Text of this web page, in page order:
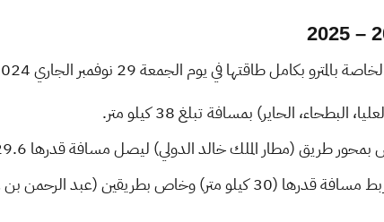
في يوم الجمعة 29 نوفمبر الجاري 2024 وهذه المسارات كما يلي:
الحاير) بمسافة تبلغ 38 كيلو متر.
طريق (مطار الملك خالد الدولي) ليصل مسافة قدرها 29.6 كيلو متر.
الرحمن بن عوف، طريق الشيخ حسن بن علي).